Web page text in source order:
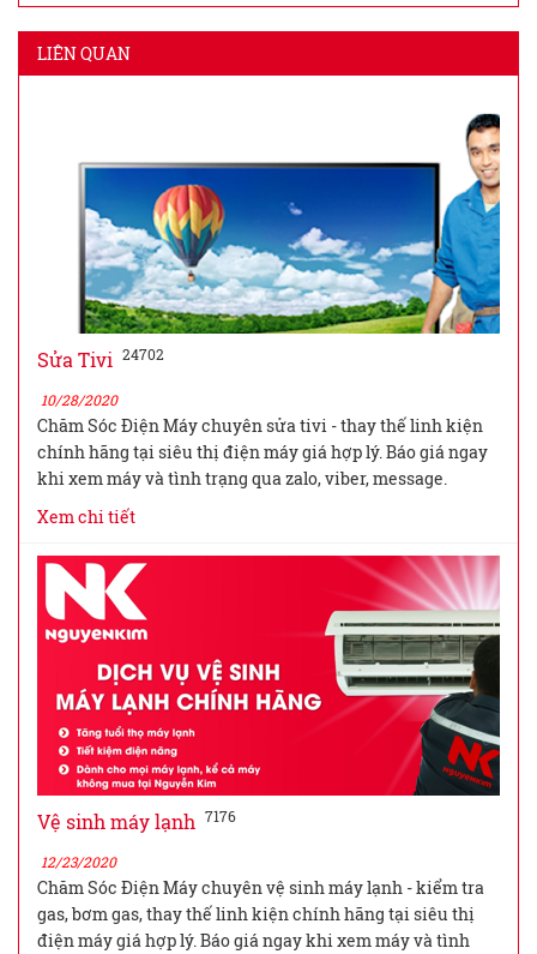
LIÊN QUAN
Sửa Tivi 24702
10/28/2020
Chăm Sóc Điện Máy chuyên sửa tivi - thay thế linh kiện
chính hãng tại siêu thị điện máy giá hợp lý. Báo giá ngay
khi xem máy và tình trạng qua zalo, viber, message.
Xem chi tiết
Vệ sinh máy lạnh 7176
12/23/2020
Chăm Sóc Điện Máy chuyên vệ sinh máy lạnh - kiểm tra
gas, bơm gas, thay thế linh kiện chính hãng tại siêu thị
điện máy giá hợp lý. Báo giá ngay khi xem máy và tình